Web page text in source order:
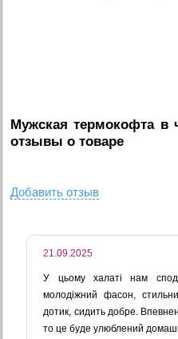
Мужская термокофта в
отзывы о товаре
Добавить отзыв
21.09.2025
У цьому халаті нам
молодіжний фасон,
дотик, сидить добре.
то це буде улюблений